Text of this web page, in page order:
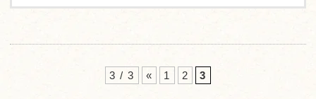
3 / 3 « 1 2 3